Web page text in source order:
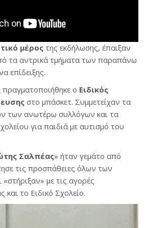
μέρος της εκδήλωσης, έπαιξαν
τα αντρικά τμήματα των παραπάνω
επίδειξης.
πραγματοποιήθηκε ο Ειδικός
στο μπάσκετ. Συμμετείχαν τα
των ανωτέρω συλλόγων και τα
για παιδιά με αυτισμό του
Σαλπέας» ήταν γεμάτο από
τις προσπάθειες όλων των
με τις αγορές
το Ειδικό Σχολείο.